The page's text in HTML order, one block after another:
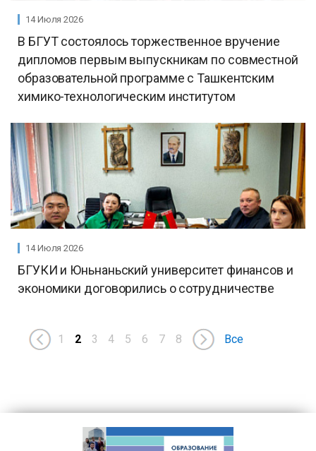
14 Июля 2026
В БГУТ состоялось торжественное вручение
дипломов первым выпускникам по совместной
образовательной программе с Ташкентским
химико-технологическим институтом
14 Июля 2026
БГУКИ и Юньнаньский университет финансов и
экономики договорились о сотрудничестве
1 2 3 4 5 6 7 8 Все